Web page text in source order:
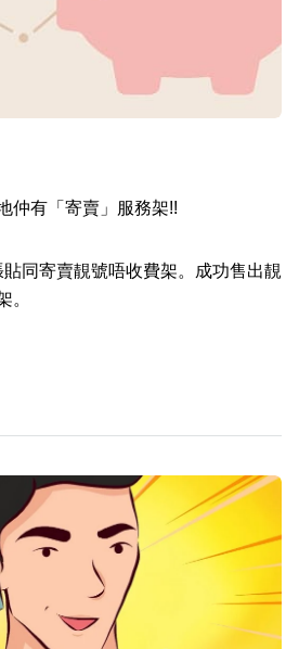
仲有「寄賣」服務架!!
同寄賣靚號唔收費架。成功售出靚
。